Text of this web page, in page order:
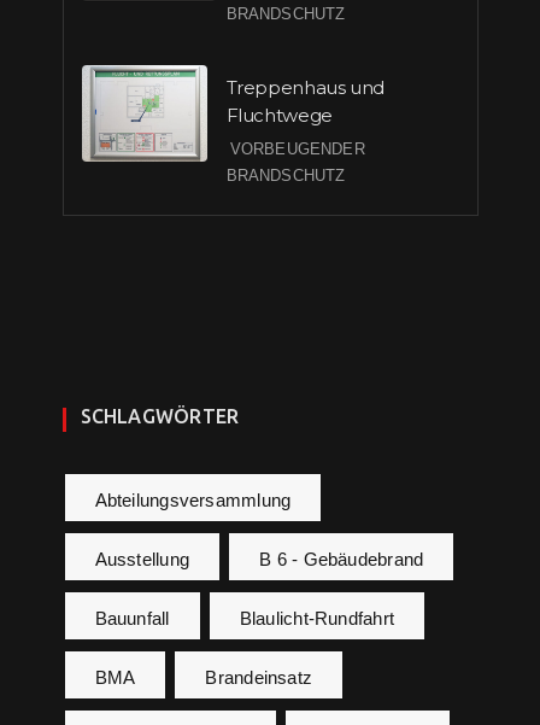
BRANDSCHUTZ
Treppenhaus und
Fluchtwege
VORBEUGENDER
BRANDSCHUTZ
SCHLAGWÖRTER
Abteilungsversammlung
Ausstellung B 6 - Gebäudebrand
Bauunfall Blaulicht-Rundfahrt
BMA Brandeinsatz